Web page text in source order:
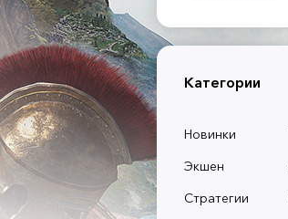
Категории
Новинки
Экшен
Стратегии